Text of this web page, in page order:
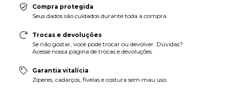
Compra protegida
Seus dados são cuidados durante toda a compra.
Trocas e devoluções
Se não gostar, você pode trocar ou devolver. Dúvidas?
Acesse nossa página de trocas e devoluções.
Garantia vitalícia
Zíperes, cadarços, fivelas e costura sem mau uso.